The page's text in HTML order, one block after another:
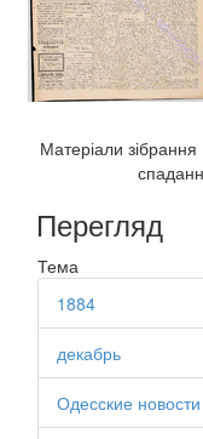
Матеріали
Перегляд
Тема
1884
декабрь
Одесские новости